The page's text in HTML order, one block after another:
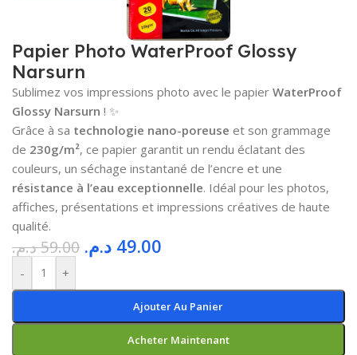
Papier Photo WaterProof Glossy
Narsurn
Sublimez vos impressions photo avec le papier WaterProof
Glossy Narsurn ! ✨
Grâce à sa technologie nano-poreuse et son grammage
de 230g/m², ce papier garantit un rendu éclatant des
couleurs, un séchage instantané de l’encre et une
résistance à l’eau exceptionnelle. Idéal pour les photos,
affiches, présentations et impressions créatives de haute
qualité.
59.00د.م. 49.00 د.م.
- +
Ajouter Au Panier
Acheter Maintenant